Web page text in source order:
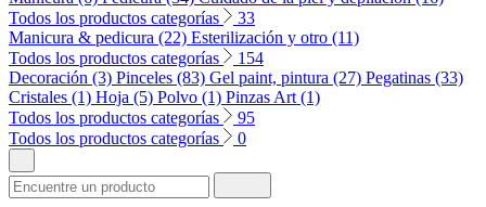
Todos los productos categorías
33
Manicura & pedicura (22) Esterilización y otro (11)
Todos los productos categorías
154
Decoración (3) Pinceles (83) Gel paint, pintura (27) Pegatinas (33)
Cristales (1) Hoja (5) Polvo (1) Pinzas Art (1)
Todos los productos categorías
95
Todos los productos categorías
0